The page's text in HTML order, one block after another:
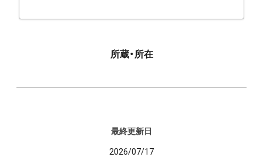
所蔵・所在
最終更新日
2026/07/17